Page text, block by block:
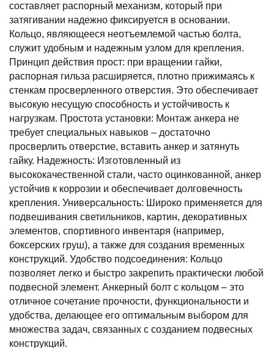
составляет распорный механизм, который при
затягивании надежно фиксируется в основании.
Кольцо, являющееся неотъемлемой частью болта,
служит удобным и надежным узлом для крепления.
Принцип действия прост: при вращении гайки,
распорная гильза расширяется, плотно прижимаясь к
стенкам просверленного отверстия. Это обеспечивает
высокую несущую способность и устойчивость к
нагрузкам. Простота установки: Монтаж анкера не
требует специальных навыков – достаточно
просверлить отверстие, вставить анкер и затянуть
гайку. Надежность: Изготовленный из
высококачественной стали, часто оцинкованной, анкер
устойчив к коррозии и обеспечивает долговечность
крепления. Универсальность: Широко применяется для
подвешивания светильников, картин, декоративных
элементов, спортивного инвентаря (например,
боксерских груш), а также для создания временных
конструкций. Удобство подсоединения: Кольцо
позволяет легко и быстро закрепить практически любой
подвесной элемент. Анкерный болт с кольцом – это
отличное сочетание прочности, функциональности и
удобства, делающее его оптимальным выбором для
множества задач, связанных с созданием подвесных
конструкций.